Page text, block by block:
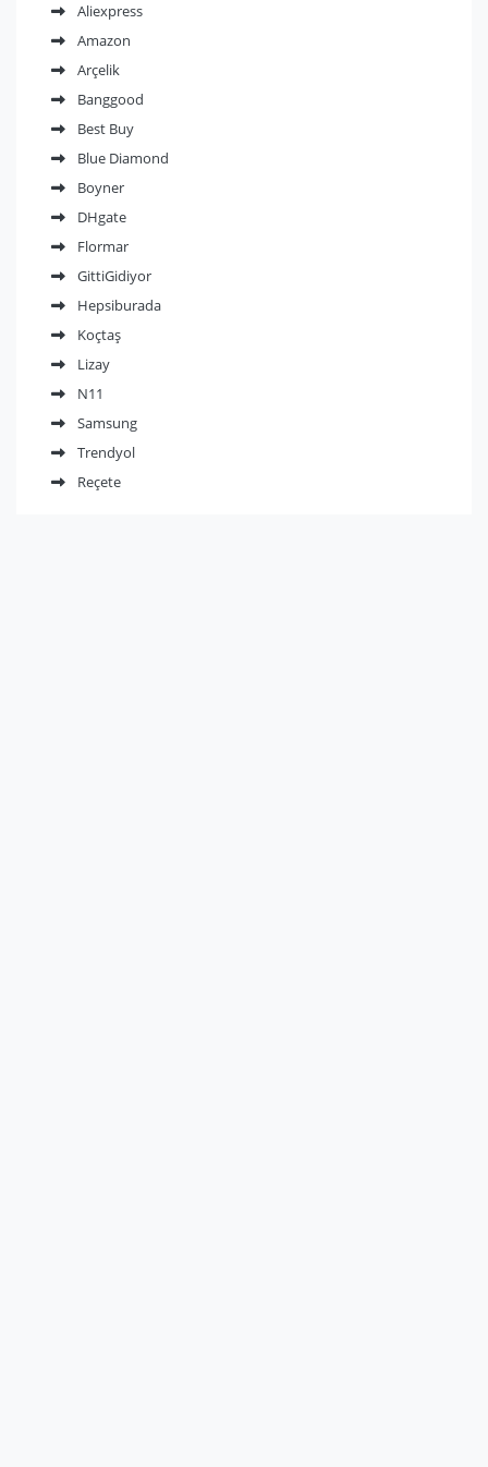
Aliexpress
Amazon
Arçelik
Banggood
Best Buy
Blue Diamond
Boyner
DHgate
Flormar
GittiGidiyor
Hepsiburada
Koçtaş
Lizay
N11
Samsung
Trendyol
Reçete